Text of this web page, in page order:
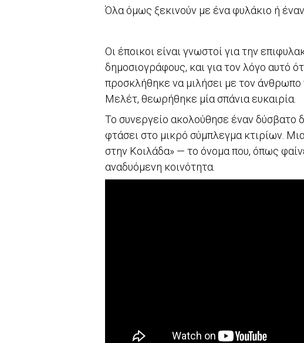
Όλα όμως ξεκινούν με ένα φυλάκιο ή
Οι έποικοι είναι γνωστοί για την
δημοσιογράφους, και για τον λόγο αυτό
προσκλήθηκε να μιλήσει με τον άνθρωπο
Μελέτ, θεωρήθηκε μία σπάνια ευκαιρία.
Το συνεργείο ακολούθησε έναν δύσβατο
φτάσει στο μικρό σύμπλεγμα κτιρίων.
στην Κοιλάδα» — το όνομα που, όπως
αναδυόμενη κοινότητα.